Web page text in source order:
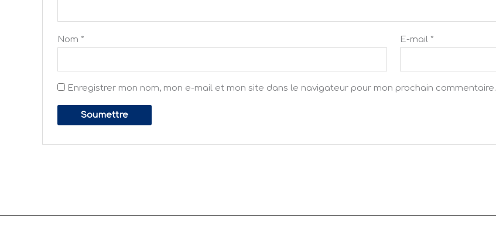
Nom * E-mail *
Enregistrer mon nom, mon e-mail et mon site dans le navigateur pour mon prochain commentaire.